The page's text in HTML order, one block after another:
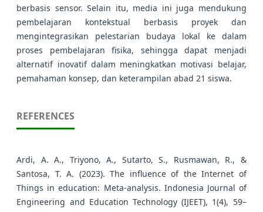
berbasis sensor. Selain itu, media ini juga mendukung
pembelajaran kontekstual berbasis proyek dan
mengintegrasikan pelestarian budaya lokal ke dalam
proses pembelajaran fisika, sehingga dapat menjadi
alternatif inovatif dalam meningkatkan motivasi belajar,
pemahaman konsep, dan keterampilan abad 21 siswa.
REFERENCES
Ardi, A. A., Triyono, A., Sutarto, S., Rusmawan, R., &
Santosa, T. A. (2023). The influence of the Internet of
Things in education: Meta-analysis. Indonesia Journal of
Engineering and Education Technology (IJEET), 1(4), 59–